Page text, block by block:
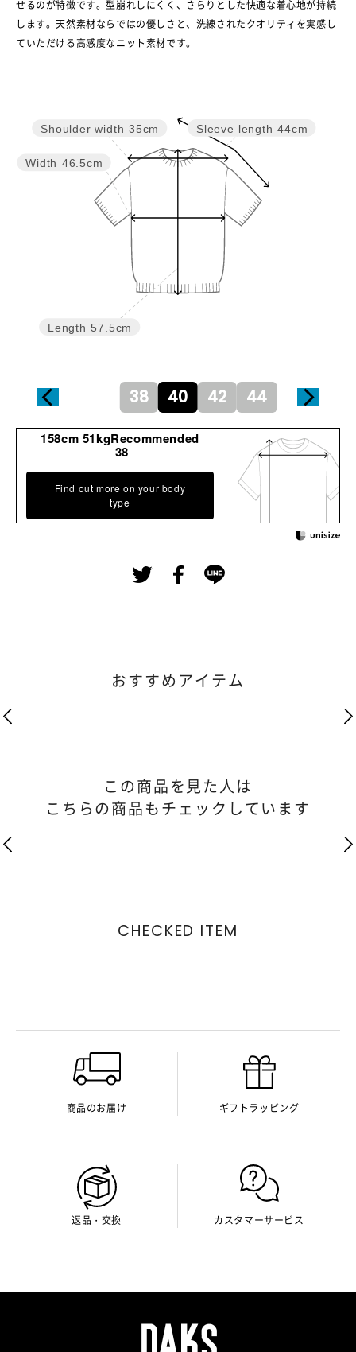
せるのが特徴です。型崩れしにくく、さらりとした快適な着心地が持続
します。天然素材ならではの優しさと、洗練されたクオリティを実感し
ていただける高感度なニット素材です。
Sleeve length 44cm
Length 57.5cm
Width 46.5cm
Shoulder width 35cm
38 40 42 44
158cm 51kgRecommended
38
Find out more on your body
type
おすすめアイテム
この商品を見た人は
こちらの商品もチェックしています
CHECKED ITEM
商品のお届け ギフトラッピング
返品・交換 カスタマーサービス